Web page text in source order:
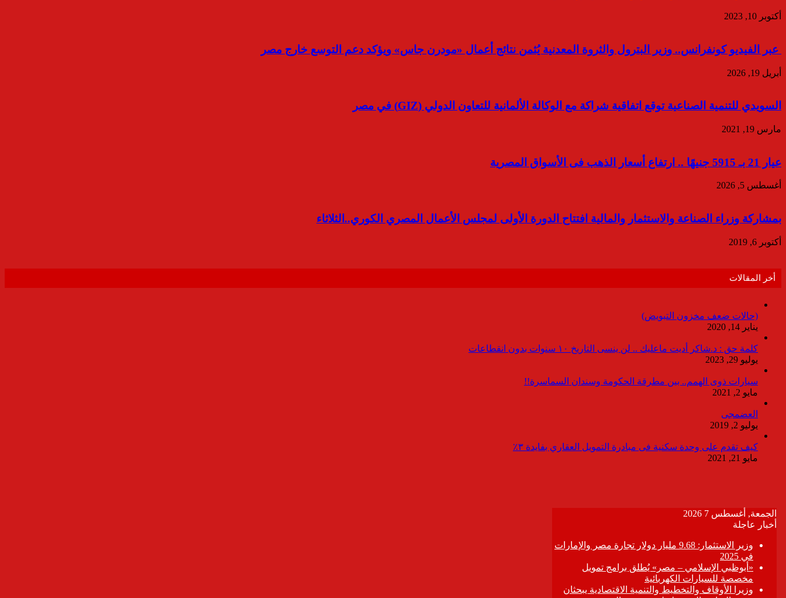
أكتوبر 10, 2023
عبر الفيديو كونفرانس.. وزير البترول والثروة المعدنية يُثمن نتائج أعمال «مودرن جاس» ويؤكد دعم التوسع خارج مصر
أبريل 19, 2026
السويدي للتنمية الصناعية توقع اتفاقية شراكة مع الوكالة الألمانية للتعاون الدولي (GIZ) في مصر
مارس 19, 2021
عيار 21 بـ 5915 جنيهًا .. ارتفاع أسعار الذهب فى الأسواق المصرية
أغسطس 5, 2026
بمشاركة وزراء الصناعة والاستثمار والمالية افتتاح الدورة الأولى لمجلس الأعمال المصري الكوري..الثلاثاء
أكتوبر 6, 2019
أخر المقالات
(حالات ضعف مخزون التبويض)
يناير 14, 2020
كلمة حق : د.شاكر أديت ماعليك .. لن ينسى التاريخ ١٠ سنوات بدون انقطاعات
يوليو 29, 2023
سيارات ذوى الهمم.. بين مطرقة الحكومة وسندان السماسرة!!
مايو 2, 2021
العضمجى
يوليو 2, 2019
كيف تقدم على وحدة سكنية فى مبادرة التمويل العقاري بفايدة ٣٪
مايو 21, 2021